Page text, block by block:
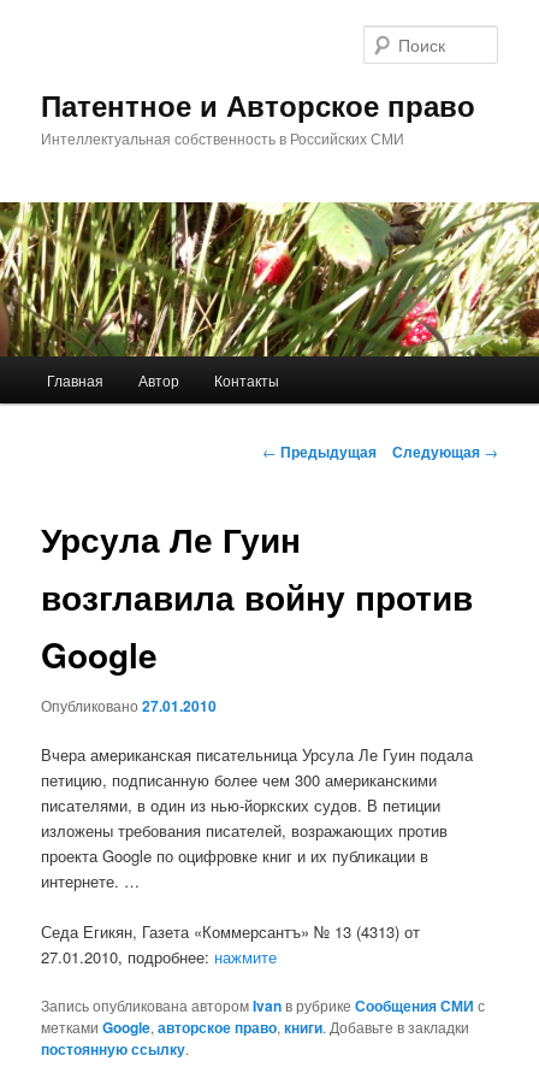
Патентное и Авторское право
Интеллектуальная собственность в Российских СМИ
Главная Автор Контакты
Навигация
← Предыдущая Следующая →
Урсула Ле Гуин
возглавила войну против
Google
Опубликовано27.01.2010
Вчера американская писательница Урсула Ле Гуин подала
петицию, подписанную более чем 300 американскими
писателями, в один из нью-йоркских судов. В петиции
изложены требования писателей, возражающих против
проекта Google по оцифровке книг и их публикации в
интернете. …
Седа Егикян, Газета «Коммерсантъ» № 13 (4313) от
27.01.2010, подробнее: нажмите
Запись опубликована авторомIvanв рубрикеСообщения СМИ с
меткамиGoogle,авторское право,книги. Добавьте в закладки
постоянную ссылку.